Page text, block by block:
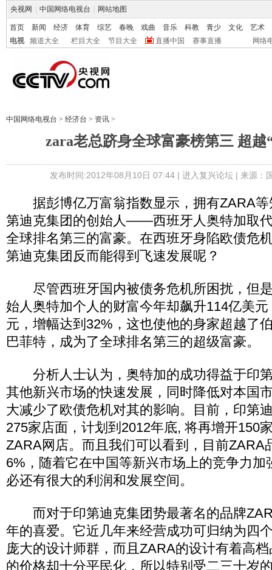
央视网 中国网络电视台 网站地图
首页 新闻 经济 体育 综艺 春晚 戏曲 音乐 科教 青少 文化
艺术
电视
频道大全 栏目大全 节目大全 直播中国 赛事直播 网络
中国网络电视台 > 经济台 > 资讯 >
zara老总跻身全球富豪榜第三 超越
发布时间:2012年08月10日 07:44 | 进入复兴论坛| 来源：
据彭博亿万富翁指数显示，拥有ZARA等
第迪克集团的创始人——西班牙人奥特加取
全球排名第三的富豪。在西班牙身陷欧债危
第迪克集团反而能得到飞速发展呢？
尽管西班牙国内被债务危机所困扰，但
始人奥特加个人的财富今年却飙升114亿美
元，增幅达到32%，这也使他的身家超越了
巴菲特，成为了全球排名第三的超级富豪。
分析人士认为，奥特加的成功得益于印
其他新兴市场的快速发展，同时降低对本国
大减少了欧债危机对其的影响。目前，印第
275家店面，计划到2012年底, 将再增开150
ZARA网店。而且我们可以看到，目前ZARA
6%，随着它在中国等新兴市场上的竞争力加
必还有很大的利润和发展空间。
而对于印第迪克集团势最著名的品牌
年的喜爱。它近几年来经营成功可归纳为四
庞大的设计师群，而且ZARA的设计有着高
的价格却十分平民化，所以特别受二三十岁